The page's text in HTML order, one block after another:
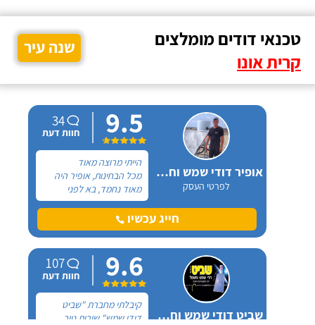
טכנאי דודים מומלצים
קרית אונו
שנה עיר
אופיר דודי שמש וחשמל
לפרטי העסק
9.5
34
חוות דעת
הייתי מרוצה מאוד
מכל הבחינות, אופיר היה
מאוד נחמד, בא לפני
לראות את המיקום של
ההתקנה, המחיר היה הוגן
מאוד. נתן מילה ועמד בה
מקצועית היה אמין מאוד,
הגיע בשעות שהיה לי נוח,
היה לארג' והשאיר נקי
ומסודר - מומלץ בחום!
חייג עכשיו
שביט דודי שמש וחשמל בע"מ
9.6
107
חוות דעת
קיבלתי מחברת "שביט
דודי שמש" שירות טוב,